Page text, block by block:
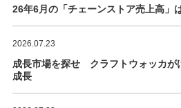
26年6月の「チェーンストア売上高」
2026.07.23
成長市場を探せ クラフトウォッカ
成長